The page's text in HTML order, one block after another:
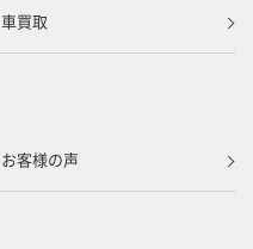
車買取
お客様の声